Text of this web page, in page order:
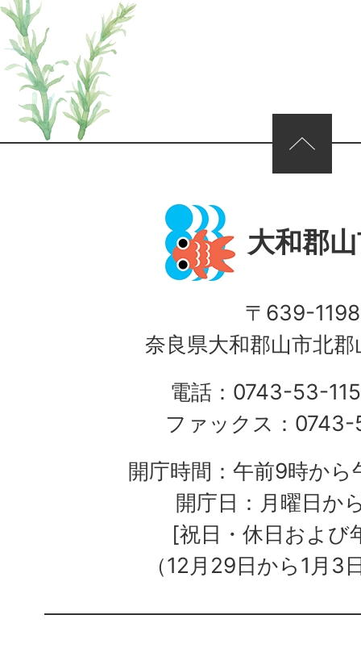
ページの先頭へ
大和郡
〒639-1198
奈良県大和郡山市北
電話：0743-53-
ファックス：
開庁時間：午前9時か
開庁日：月曜日か
[祝日・休日および
（12月29日から1月3